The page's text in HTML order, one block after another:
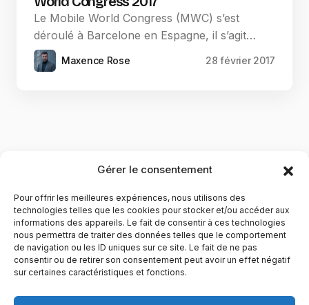
Gérer le consentement
Pour offrir les meilleures expériences, nous utilisons des
technologies telles que les cookies pour stocker et/ou accéder aux
informations des appareils. Le fait de consentir à ces technologies
nous permettra de traiter des données telles que le comportement
de navigation ou les ID uniques sur ce site. Le fait de ne pas
consentir ou de retirer son consentement peut avoir un effet négatif
sur certaines caractéristiques et fonctions.
Le Mobile World Congress (MWC) s’est
déroulé à Barcelone en Espagne, il s’agit…
Maxence Rose 28 février 2017
YubiGeek est un média français dédié aux nouvelles
technologies, à la culture geek et au numérique. Fondé par